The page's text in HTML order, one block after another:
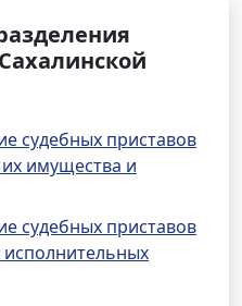
судебных приставов
имущества и
судебных приставов